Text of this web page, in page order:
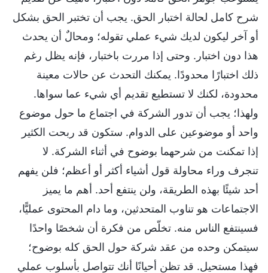
شرح كامل لحالة اختبار الحق. يجب أن تختبر الحق بشكل
أو آخر ليكون لديك شيء عملي تقوله؛ ومحالٌ أن يحدث
هذا دون اختبار. وحتى إذا مررت باختبار، فإنه يظل رغم
ذلك اختبارًا محدودًا. يمكنك التحدث عن حالات معينة
محدودة، لكنك لا تستطيع تقديم أي شيء عما سواها.
ولهذا؛ يجب أن تدور الشركة في اجتماع ما حول موضوع
واحد أو موضوعين على الدوام. ستكون قد ربحت الكثير
إذا تمكنت من شرحهما بوضوح في أثناء الشركة. لا
تنجرف وراء محاولة قول أشياء أكثر أو أعظم؛ فلن يفهم
أحد شيئًا بهذه الطريقة، ولن ينتفع أحد. أهم ما يميز
الاجتماعات هو تناوب المتحدثين، وما دام المحتوى عمليًّا،
فسينتفع الناس منه. تخلّص من فكرة أن شخصًا واحدًا
سيتمكن وحده من عقد شركة حول الحق كله بوضوح؛
فهذا مستحيل. قد تظن أحيانًا أنك تتواصل بأسلوب عملي